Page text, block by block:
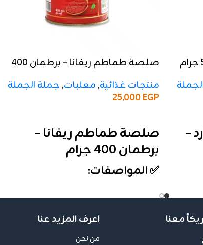
–
صلصة طماطم ريفانا – برطمان 400
منتجات غذائية, معلبات, جملة الجملة
25,000EGP
صلصة طماطم ريفانا –
برطمان 400 جرام
✅ المواصفات:
شرنك يحتوي على 12 قطعة
برطمان زجاجي أنيق يحافظ على
معنا اعرف المزيد عنا
من نحن